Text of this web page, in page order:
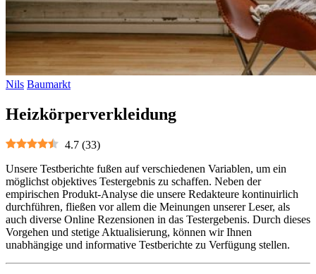
Nils Baumarkt
Heizkörperverkleidung
4.7 (33)
Unsere Testberichte fußen auf verschiedenen Variablen, um ein
möglichst objektives Testergebnis zu schaffen. Neben der
empirischen Produkt-Analyse die unsere Redakteure kontinuirlich
durchführen, fließen vor allem die Meinungen unserer Leser, als
auch diverse Online Rezensionen in das Testergebenis. Durch dieses
Vorgehen und stetige Aktualisierung, können wir Ihnen
unabhängige und informative Testberichte zu Verfügung stellen.